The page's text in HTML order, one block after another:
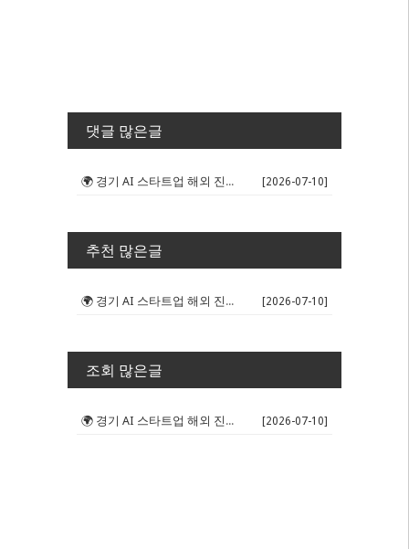
댓글 많은글
🌍 경기 AI 스타트업 해외 진출 판... [2026-07-10]
추천 많은글
🌍 경기 AI 스타트업 해외 진출 판... [2026-07-10]
조회 많은글
🌍 경기 AI 스타트업 해외 진출 판... [2026-07-10]